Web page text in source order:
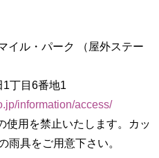
イル・パーク （屋外ステー
1丁目6番地1
information/access/
用を禁止いたします。カッ
雨具をご用意下さい。